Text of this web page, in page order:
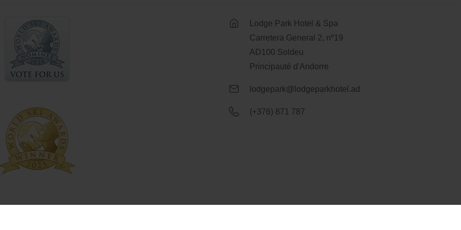
Lodge Park Hotel & Spa
Carretera General 2, nº19
AD100 Soldeu
Principauté d'Andorre
lodgepark@lodgeparkhotel.ad
(+376) 871 787